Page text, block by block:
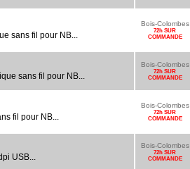
sans fil pour NB...
Bois-Colombes
72h SUR
COMMANDE
sans fil pour NB...
Bois-Colombes
72h SUR
COMMANDE
fil pour NB...
Bois-Colombes
72h SUR
COMMANDE
USB...
Bois-Colombes
72h SUR
COMMANDE